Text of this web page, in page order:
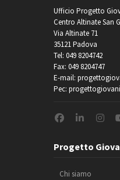
Ufficio Progetto
Centro Altinate San
Via Altinate 71
35121 Padova
Tel: 049 8204742
Fax: 049 8204747
E-mail:
Pec:
Progetto
Chi siamo